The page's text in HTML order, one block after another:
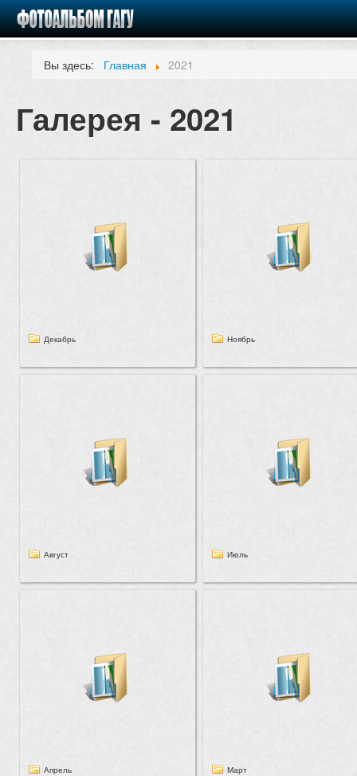
Вы здесь: Главная 2021
Галерея - 2021
Декабрь Ноябрь
Август Июль
Апрель Март